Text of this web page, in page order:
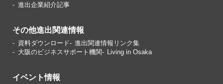
進出企業紹介記事
その他進出関連情報
資料ダウンロード
進出関連情報リンク集
大阪のビジネスサポート機関
Living in Osaka
イベント情報